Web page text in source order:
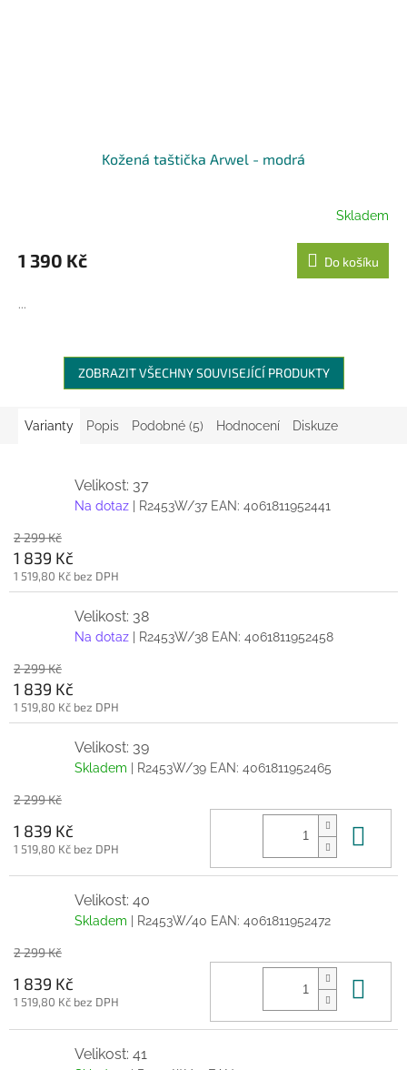
Kožená taštička Arwel - modrá
Skladem
1 390 Kč Do košíku
...
ZOBRAZIT VŠECHNY SOUVISEJÍCÍ PRODUKTY
Varianty Popis Podobné (5) Hodnocení Diskuze
Velikost: 37
Na dotaz | R2453W/37 EAN: 4061811952441
2 299 Kč
1 839 Kč
1 519,80 Kč bez DPH
Velikost: 38
Na dotaz | R2453W/38 EAN: 4061811952458
2 299 Kč
1 839 Kč
1 519,80 Kč bez DPH
Velikost: 39
Skladem | R2453W/39 EAN: 4061811952465
2 299 Kč
1 839 Kč
1 519,80 Kč bez DPH
Velikost: 40
Skladem | R2453W/40 EAN: 4061811952472
2 299 Kč
1 839 Kč
1 519,80 Kč bez DPH
Velikost: 41